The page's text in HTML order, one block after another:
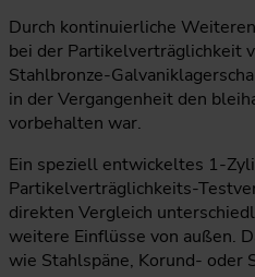
Durch kontinuierliche
bei der Partikelverträglichkeit
Stahlbronze-
in der Vergangenheit den
vorbehalten war.
Ein speziell entwickeltes 1-
Partikelverträglichkeits-
direkten Vergleich
weitere Einflüsse von außen.
wie Stahlspäne, Korund- oder